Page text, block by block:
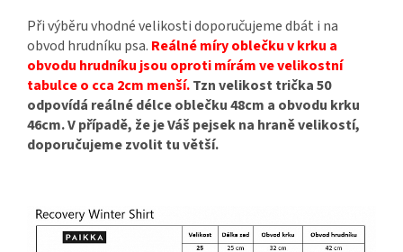
Při výběru vhodné velikosti doporučujeme dbát i na
obvod hrudníku psa. Reálné míry oblečku v krku a
obvodu hrudníku jsou oproti mírám ve velikostní
tabulce o cca 2cm menší.Tzn velikost trička 50
odpovídá reálné délce oblečku 48cm a obvodu krku
46cm. V případě, že je Váš pejsek na hraně velikostí,
doporučujeme zvolit tu větší.